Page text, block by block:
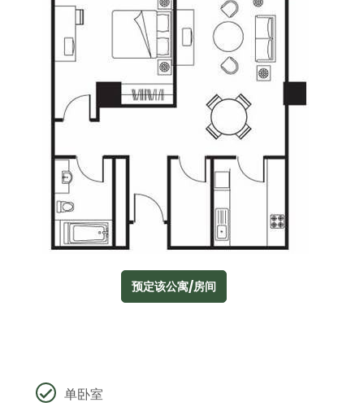
预定该公寓/房间
单卧室